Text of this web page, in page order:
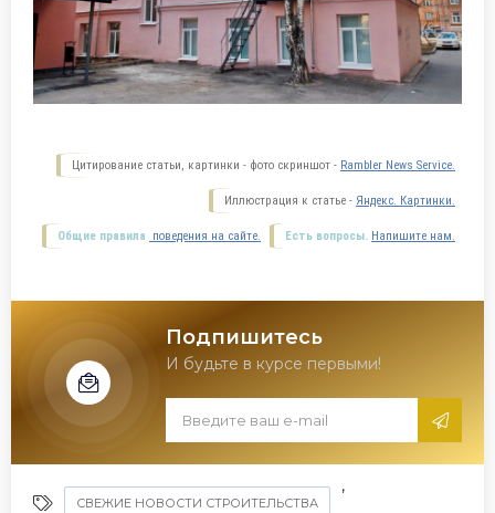
Цитирование статьи, картинки - фото скриншот - Rambler News Service.
Иллюстрация к статье - Яндекс. Картинки.
Есть вопросы. Напишите нам.
Общие правила поведения на сайте.
Подпишитесь
И будьте в курсе первыми!
СВЕЖИЕ НОВОСТИ СТРОИТЕЛЬСТВА
,